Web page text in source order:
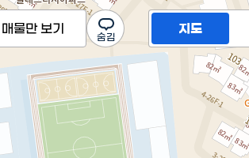
지도
매물만 보기